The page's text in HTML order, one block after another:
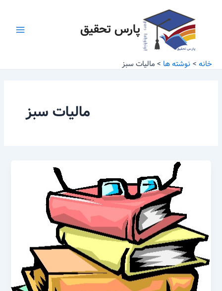
پارس تحقیق
خانه نوشته ها مالیات سبز
مالیات سبز